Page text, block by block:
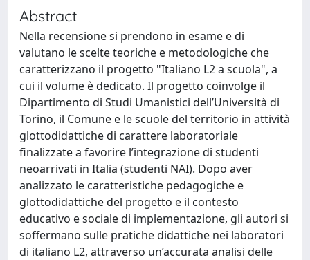
Abstract
Nella recensione si prendono in esame e di
valutano le scelte teoriche e metodologiche che
caratterizzano il progetto "Italiano L2 a scuola", a
cui il volume è dedicato. Il progetto coinvolge il
Dipartimento di Studi Umanistici dell’Università di
Torino, il Comune e le scuole del territorio in attività
glottodidattiche di carattere laboratoriale
finalizzate a favorire l’integrazione di studenti
neoarrivati in Italia (studenti NAI). Dopo aver
analizzato le caratteristiche pedagogiche e
glottodidattiche del progetto e il contesto
educativo e sociale di implementazione, gli autori si
soffermano sulle pratiche didattiche nei laboratori
di italiano L2, attraverso un’accurata analisi delle